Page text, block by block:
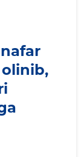
olinib,